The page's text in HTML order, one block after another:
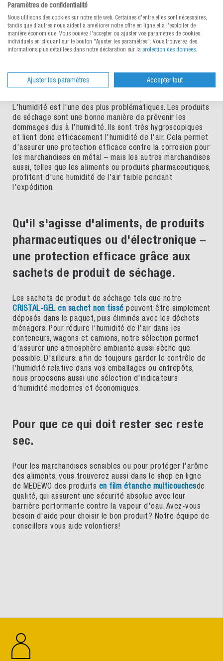
Les Pieds au sec.
L'humidité endommage de nombreuses marchandises – les
aliments s’abîment plus vite, les pièces métalliques
Au cours de l'expédition, votre marchandise est exposée
L'humidité est l'une des plus problématiques. Les produits
de séchage sont une bonne manière de prévenir les
dommages dus à l'humidité. Ils sont très hygroscopiques
et lient donc efficacement l'humidité de l'air. Cela permet
d'assurer une protection efficace contre la corrosion pour
les marchandises en métal – mais les autres marchandises
aussi, telles que les aliments ou produits pharmaceutiques,
profitent d'une humidité de l'air faible pendant
l'expédition.
Qu'il s'agisse d'aliments, de produits
pharmaceutiques ou d'électronique –
une protection efficace grâce aux
sachets de produit de séchage.
Les sachets de produit de séchage tels que notre
CRISTAL-GEL en sachet non tissé peuvent être simplement
déposés dans le paquet, puis éliminés avec les déchets
ménagers. Pour réduire l'humidité de l'air dans les
conteneurs, wagons et camions, notre sélection permet
d'assurer une atmosphère ambiante aussi sèche que
possible. D'ailleurs: afin de toujours garder le contrôle de
l'humidité relative dans vos emballages ou entrepôts,
nous proposons aussi une sélection d'indicateurs
d'humidité modernes et économiques.
Pour que ce qui doit rester sec reste
sec.
Pour les marchandises sensibles ou pour protéger l'arôme
des aliments, vous trouverez aussi dans le shop en ligne
de MEDEWO des produits en film étanche multicouchesde
qualité, qui assurent une sécurité absolue avec leur
barrière performante contre la vapeur d'eau. Avez-vous
besoin d'aide pour choisir le bon produit? Notre équipe de
conseillers vous aide volontiers!
Paramètres de confidentialité
Nous utilisons des cookies sur notre site web. Certaines d'entre elles sont nécessaires,
tandis que d'autres nous aident à améliorer notre offre en ligne et à l'exploiter de
manière économique. Vous pouvez l'accepter ou ajuster vos paramètres de cookies
individuels en cliquant sur le bouton "Ajuster les paramètres". Vous trouverez des
informations plus détaillées dans notre déclaration sur la protection des données
Ajuster les paramètres Accepter tout